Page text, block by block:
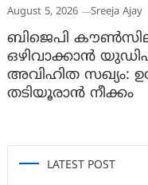
August 5, 2026 Sreeja Ajay
ബിജെപി
ഒഴിവാക്കാൻ
അവിഹിത സഖ്യം:
തടിയൂരാൻ നീക്കം
LATEST POST